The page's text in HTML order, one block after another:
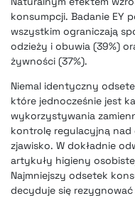
konsumpcji. Badanie EY
wszystkim ograniczają
odzieży i obuwia (39%)
żywności (37%).
Niemal identyczny
które jednocześnie jest
wykorzystywania
kontrolę regulacyjną
zjawisko. W dokładnie
artykuły higieny
Najmniejszy odsetek
decyduje się